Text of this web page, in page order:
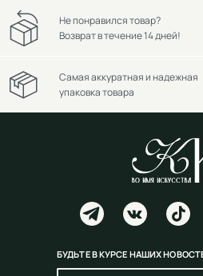
Не понравился товар?
Возврат в течение 14 дней!
Самая аккуратная и надежная
упаковка товара
БУДЬТЕ В КУРСЕ НАШИХ